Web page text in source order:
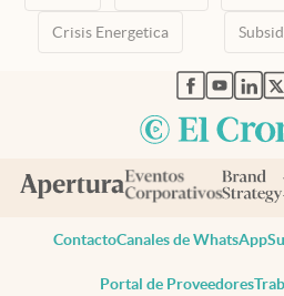
Crisis Energetica
abre en
abre
ContactoCanales de WhatsApp
Portal de Proveedores